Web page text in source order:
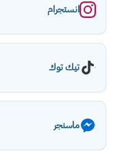
انستجرام
تيك توك
ماسنجر